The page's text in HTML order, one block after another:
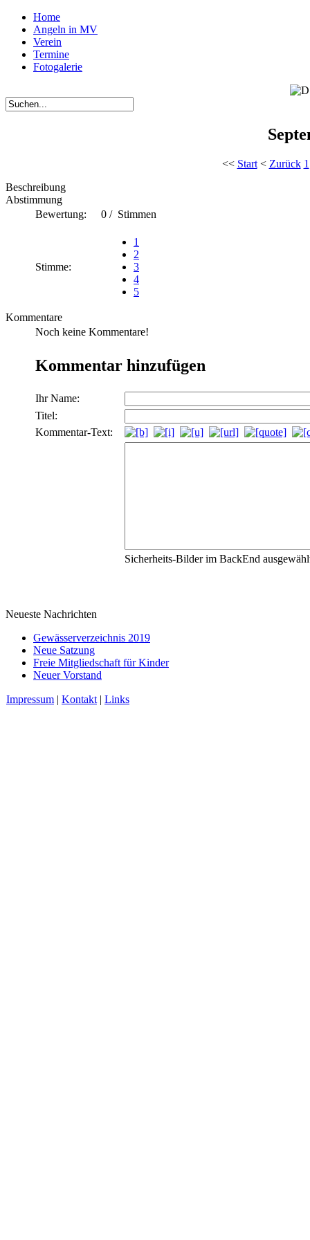
Home
Angeln in MV
Verein
Termine
Fotogalerie
<< Start< Zurück 1
Beschreibung
Abstimmung
Bewertung:
0 / Stimmen
Stimme:
1
2
3
4
5
Kommentare
Noch keine Kommentare!
Kommentar hinzufügen
Ihr Name:
Titel:
Kommentar-Text:
Sicherheits-Bilder im BackEnd
Neueste Nachrichten
Gewässerverzeichnis 2019
Neue Satzung
Freie Mitgliedschaft für Kinder
Neuer Vorstand
Impressum | Kontakt | Links